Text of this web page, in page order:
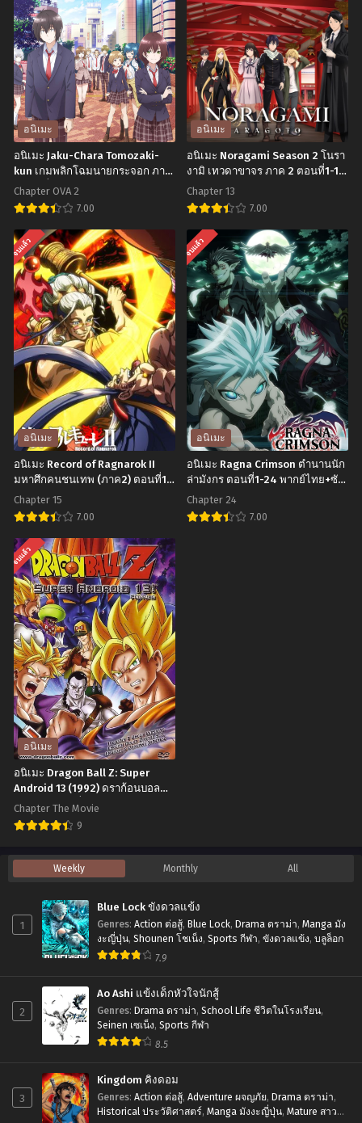
Chapter 6
พฤศจิกายน 25, 2024
Chapter 5
พฤศจิกายน 25, 2024
Chapter 4
พฤศจิกายน 25, 2024
Chapter 3
พฤศจิกายน 25, 2024
Chapter 2
พฤศจิกายน 25, 2024
Chapter 1
พฤศจิกายน 25, 2024
อนิเมะ
อนิเมะ Jaku-Chara Tomozaki-
kun เกมพลิกโฉมนายกระจอก ภาค
1 ตอนที่1-12 ซับไทย
Chapter OVA 2
7.00
อ
นิ
เมะ
Jaku-
Chara
Tomozaki-
kun
เกม
พลิก
โฉม
นายก
ระ
จอก
ภาค
1
ตอน
ที่1-
12
ซับ
ไทย
อนิเมะ
อนิเมะ Noragami Season 2 โนรา
งามิ เทวดาขาจร ภาค 2 ตอนที่1-13
ซับไทย
Chapter 13
7.00
อ
นิ
เมะ
Noragami
Season
2
โนรา
งามิ
เทวดา
ขาจร
ภาค
2
ตอน
ที่1-
จบแล้ว
อนิเมะ
อนิเมะ Record of Ragnarok II
มหาศึกคนชนเทพ (ภาค2) ตอนที่1-
15 พากย์ไทย+ซับไทย
Chapter 15
7.00
อ
นิ
เมะ
Record
of
Ragnarok
II
มหา
ศึก
คน
ชน
เทพ
(ภาค2)
ตอน
ที่1-
15
ไทย+ซับ
ไทย
จบแล้ว
อนิเมะ
อนิเมะ Ragna Crimson ตำนานนัก
ล่ามังกร ตอนที่1-24 พากย์ไทย+ซับ
ไทย
Chapter 24
7.00
ไทย
จบแล้ว
อนิเมะ
อนิเมะ Dragon Ball Z: Super
Android 13 (1992) ดราก้อนบอล
แซด เดอะมูฟวี่ 07: 3 ซุปเปอร์ไซย่า
ปะทะ มนุษย์ดัดแปลง พากย์ไทย
Chapter The Movie
9
อ
นิ
Dragon
Super
Android
(1992)
ก้อน
Weekly Monthly All
1
Blue Lock ขังดวลแข้ง
Genres: Action ต่อสู้, Blue Lock, Drama ดราม่า, Manga มัง
งะญี่ปุ่น, Shounen โชเน็ง, Sports กีฬา, ขังดวลแข้ง, บลูล็อก
7.9
2
Ao Ashi แข้งเด็กหัวใจนักสู้
Genres: Drama ดราม่า, School Life ชีวิตในโรงเรียน,
Seinen เซเน็ง, Sports กีฬา
8.5
3
Kingdom คิงดอม
Genres: Action ต่อสู้, Adventure ผจญภัย, Drama ดราม่า,
Historical ประวัติศาสตร์, Manga มังงะญี่ปุ่น, Mature สาว